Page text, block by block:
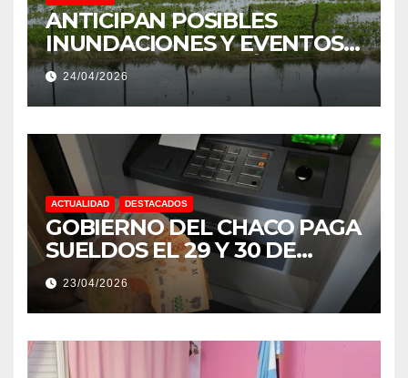
ANTICIPAN POSIBLES
INUNDACIONES Y EVENTOS
EXTREMOS: “PODRÍA SER UN
NIÑO MUY IMPORTANTE”
24/04/2026
ACTUALIDAD DESTACADOS
GOBIERNO DEL CHACO PAGA
SUELDOS EL 29 Y 30 DE
ABRIL, CON EL 2% DE
AUMENTO
23/04/2026